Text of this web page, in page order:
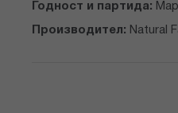
Годност и партида:
Производител: Natural